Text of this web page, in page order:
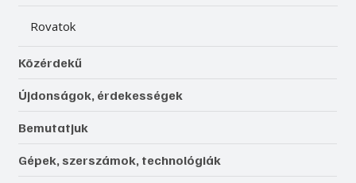
Rovatok
Közérdekű
Újdonságok, érdekességek
Bemutatjuk
Gépek, szerszámok, technológiák